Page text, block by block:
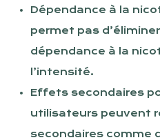
Dépendance à la
permet pas
dépendance à la
l’intensité.
Effets secondaires
utilisateurs peuvent
secondaires comme